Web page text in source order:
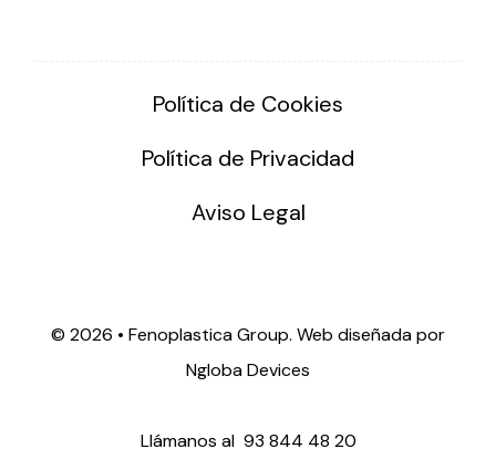
Política de Cookies
Política de Privacidad
Aviso Legal
© 2026 • Fenoplastica Group. Web diseñada por
Ngloba Devices
Llámanos al 93 844 48 20